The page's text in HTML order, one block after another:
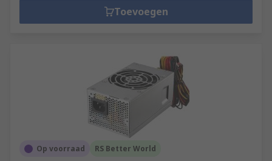
Toevoegen
Op voorraad RS Better World